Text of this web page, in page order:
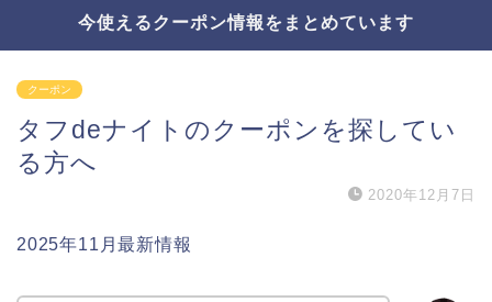
今使えるクーポン情報をまとめています
クーポン
タフdeナイトのクーポンを探してい
る方へ
2020年12月7日
2025年11月最新情報